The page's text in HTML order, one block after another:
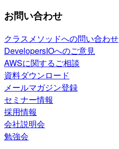
お問い合わせ
クラスメソッドへの問い合わせ
DevelopersIOへのご意見
AWSに関するご相談
資料ダウンロード
メールマガジン登録
セミナー情報
採用情報
会社説明会
勉強会